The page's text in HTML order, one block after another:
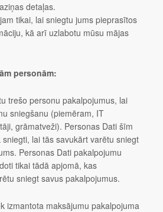
detaļas.
tikai, lai sniegtu jums pieprasītos
kā arī uzlabotu mūsu mājas
personām:
trešo personu pakalpojumus, lai
sniegšanu (piemēram, IT
grāmatveži). Personas Dati šīm
lai tās savukārt varētu sniegt
Personas Dati pakalpojumu
tikai tādā apjomā, kas
sniegt savus pakalpojumus.
izmantota maksājumu pakalpojuma